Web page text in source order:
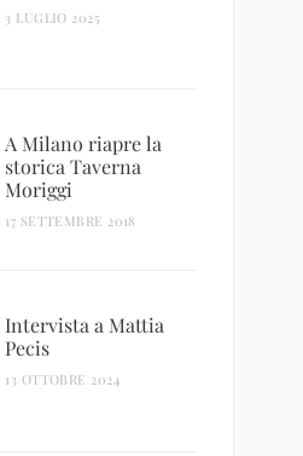
3 LUGLIO 2025
A Milano riapre la
storica Taverna
Moriggi
17 SETTEMBRE 2018
Intervista a Mattia
Pecis
13 OTTOBRE 2024